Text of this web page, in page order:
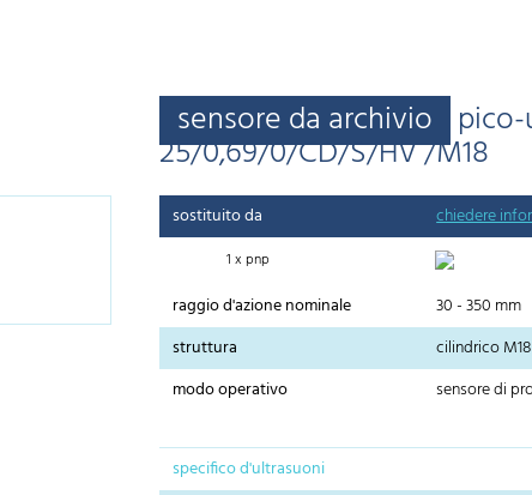
sensore da archivio
25/0,69/0/CD/S/HV /M18
sostituito da chiedere
1 x pnp
raggio d'azione nominale
30 - 350 mm
struttura
cilindrico M18
modo operativo
sensore di
specifico d'ultrasuoni